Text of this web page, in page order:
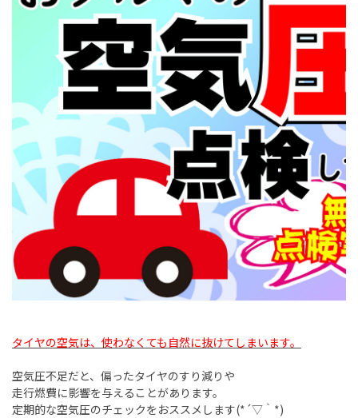
タイヤの空気は、使わなくても自然に抜けてしまいます。
空気圧不足だと、偏ったタイヤのすり減りや
走行燃費に影響を与えることがあります。
定期的な空気圧のチェックをおススメします(* ´▽｀ *)